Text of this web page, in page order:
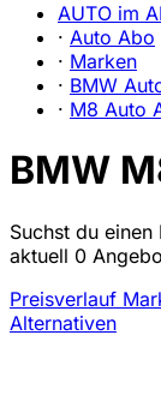
AUTO im
· Auto Abo
· Marken
· BMW
· M8 Auto
BMW
Suchst du
aktuell 0
Preisverlauf
Alternativen